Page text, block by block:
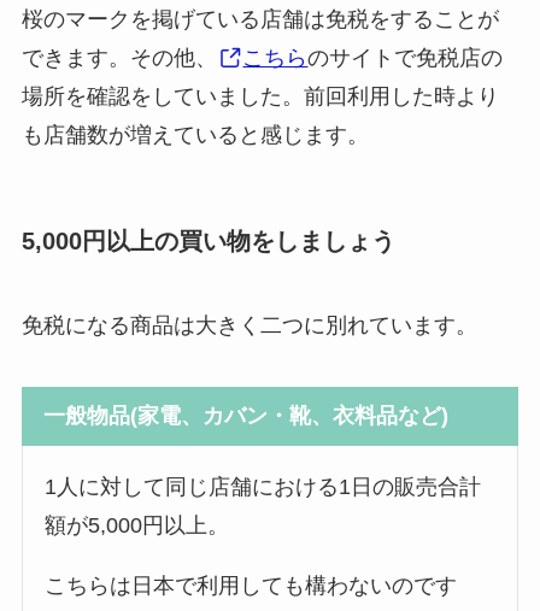
桜のマークを掲げている店舗は免税をすることが
できます。その他、
こちらのサイトで免税店の
場所を確認をしていました。前回利用した時より
も店舗数が増えていると感じます。
5,000円以上の買い物をしましょう
免税になる商品は大きく二つに別れています。
一般物品(家電、カバン・靴、衣料品など)
1人に対して同じ店舗における1日の販売合計
額が5,000円以上。
こちらは日本で利用しても構わないのです